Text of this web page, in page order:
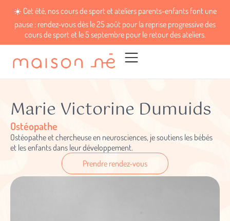
☀️ Cet été, nos cours de sport et ateliers parents-enfants font une
pause : rendez-vous dès le 25 août pour la reprise progressive des
cours de sport et le 5 septembre pour le retour des ateliers.
Marie Victorine Dumuids
Ostéopathe
Ostéopathe et chercheuse en neurosciences, je soutiens les bébés
et les enfants dans leur développement.
Prendre rendez-vous